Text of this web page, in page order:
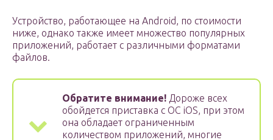
Устройство, работающее на Android, по стоимости
ниже, однако также имеет множество популярных
приложений, работает с различными форматами
файлов.
Обратите внимание! Дороже всех
обойдется приставка с ОС iOS, при этом
она обладает ограниченным
количеством приложений, многие